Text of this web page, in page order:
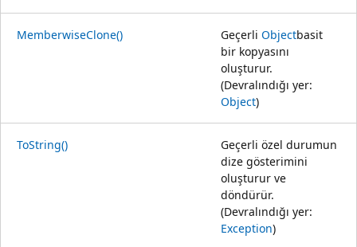
MemberwiseClone() Geçerli Objectbasit
bir kopyasını
oluşturur.
(Devralındığı yer:
Object)
ToString()
Geçerli özel durumun
dize gösterimini
oluşturur ve
döndürür.
(Devralındığı yer:
Exception)